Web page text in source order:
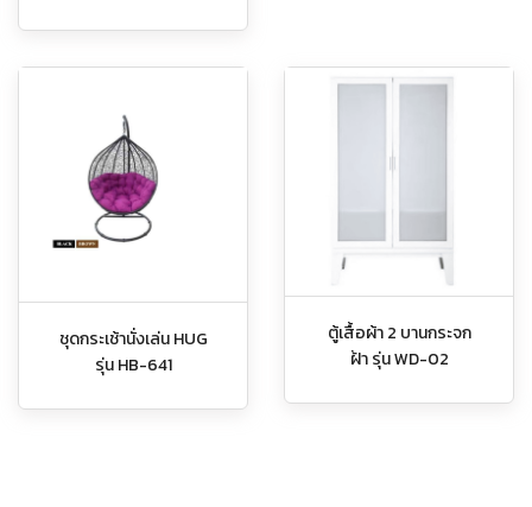
ชุดกระเช้านั่งเล่น HUG
รุ่น HB-641
ตู้เสื้อผ้า 2 บานกระจก
ฝ้า รุ่น WD-02